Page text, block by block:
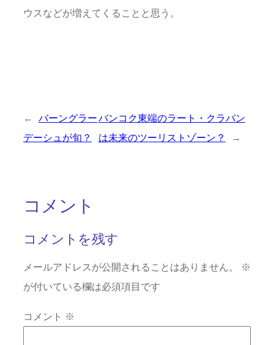
ウスなどが増えてくることと思う。
←
バーングラー
デーシュが旬？
バンコク東端のラート・クラバン
は未来のツーリストゾーン？
→
コメント
コメントを残す
メールアドレスが公開されることはありません。
※
が付いている欄は必須項目です
コメント ※